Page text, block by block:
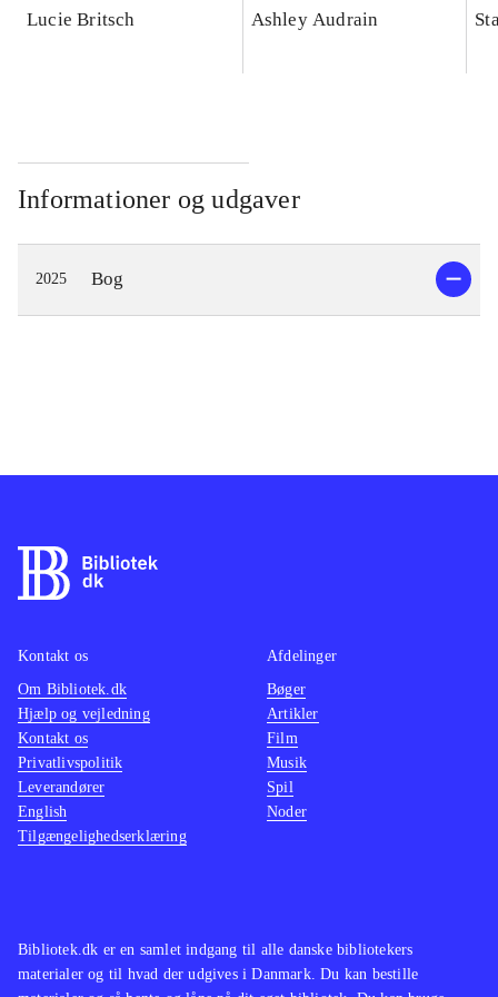
Lucie Britsch
Ashley Audrain
Informationer og udgaver
2025 Bog
Bibliotek.dk er en samlet indgang til alle danske bibliotekers
materialer og til hvad der udgives i Danmark. Du kan bestille
Kontakt os
Om Bibliotek.dk
Hjælp og vejledning
Kontakt os
Privatlivspolitik
Leverandører
English
Tilgængelighedserklæring
Afdelinger
Bøger
Artikler
Film
Musik
Spil
Noder